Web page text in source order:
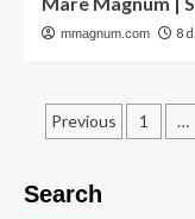
mmagnum.com 8
Posts
Previous 1 …
Search